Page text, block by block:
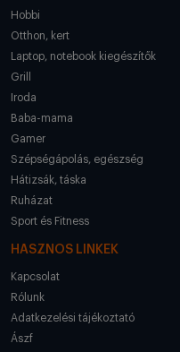
Hobbi
Otthon, kert
Laptop, notebook kiegészítők
Grill
Iroda
Baba-mama
Gamer
Szépségápolás, egészség
Hátizsák, táska
Ruházat
Sport és Fitness
HASZNOS LINKEK
Kapcsolat
Rólunk
Adatkezelési tájékoztató
Ászf